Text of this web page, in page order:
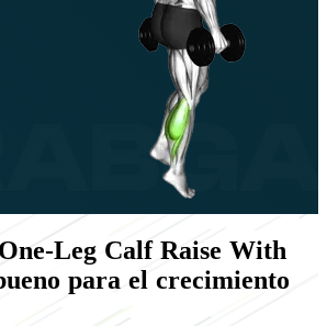
Leg Calf Raise With
para el crecimiento